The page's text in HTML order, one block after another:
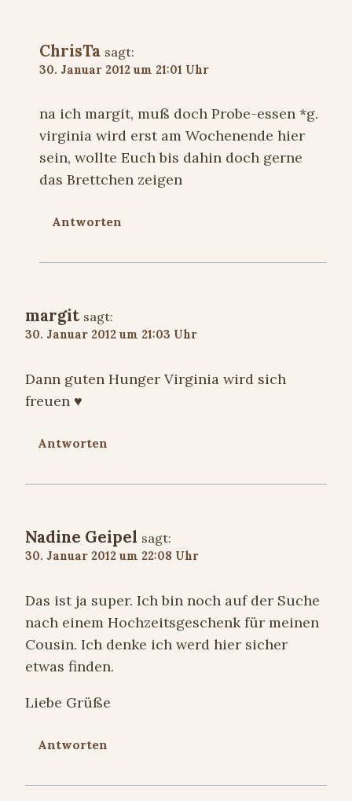
ChrisTa sagt:
30. Januar 2012 um 21:01 Uhr
na ich margit, muß doch Probe-essen *g.
virginia wird erst am Wochenende hier
sein, wollte Euch bis dahin doch gerne
das Brettchen zeigen
Antworten
margit sagt:
30. Januar 2012 um 21:03 Uhr
Dann guten Hunger Virginia wird sich
freuen ♥
Antworten
Nadine Geipel sagt:
30. Januar 2012 um 22:08 Uhr
Das ist ja super. Ich bin noch auf der Suche
nach einem Hochzeitsgeschenk für meinen
Cousin. Ich denke ich werd hier sicher
etwas finden.
Liebe Grüße
Antworten